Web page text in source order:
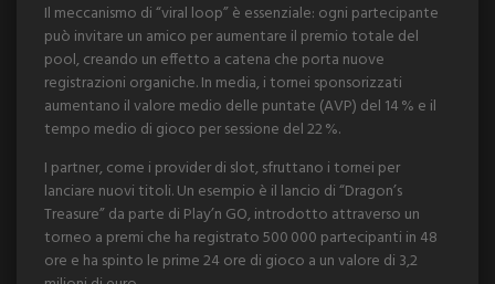
Il meccanismo di “viral loop” è essenziale: ogni partecipante
può invitare un amico per aumentare il premio totale del
pool, creando un effetto a catena che porta nuove
registrazioni organiche. In media, i tornei sponsorizzati
aumentano il valore medio delle puntate (AVP) del 14 % e il
tempo medio di gioco per sessione del 22 %.
I partner, come i provider di slot, sfruttano i tornei per
lanciare nuovi titoli. Un esempio è il lancio di “Dragon’s
Treasure” da parte di Play’n GO, introdotto attraverso un
torneo a premi che ha registrato 500 000 partecipanti in 48
ore e ha spinto le prime 24 ore di gioco a un valore di 3,2